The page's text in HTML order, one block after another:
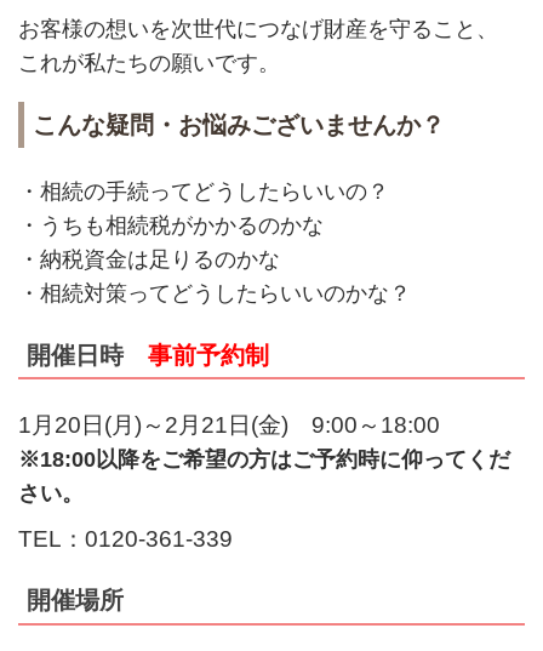
お客様の想いを次世代につなげ財産を守ること、
これが私たちの願いです。
こんな疑問・お悩みございませんか？
・相続の手続ってどうしたらいいの？
・うちも相続税がかかるのかな
・納税資金は足りるのかな
・相続対策ってどうしたらいいのかな？
開催日時 事前予約制
1月20日(月)～2月21日(金) 9:00～18:00
※18:00以降をご希望の方はご予約時に仰ってくだ
さい。
TEL：0120-361-339
開催場所